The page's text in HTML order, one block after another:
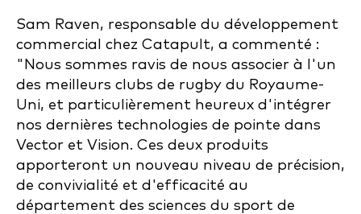
Sam Raven, responsable du développement
commercial chez Catapult, a commenté :
"Nous sommes ravis de nous associer à l'un
des meilleurs clubs de rugby du Royaume-
Uni, et particulièrement heureux d'intégrer
nos dernières technologies de pointe dans
Vector et Vision. Ces deux produits
apporteront un nouveau niveau de précision,
de convivialité et d'efficacité au
département des sciences du sport de